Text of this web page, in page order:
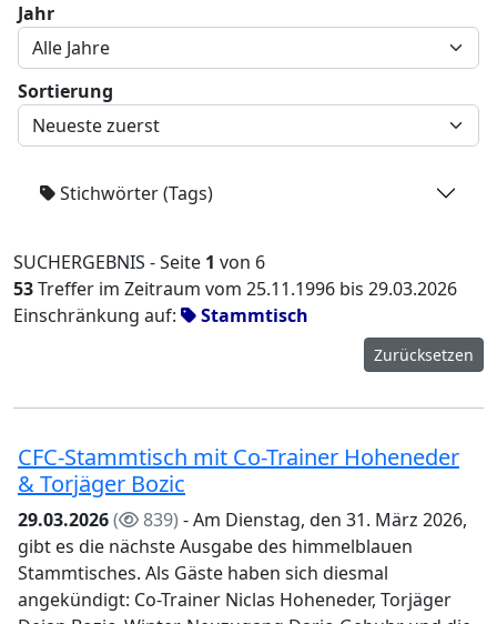
Jahr
Sortierung
Stichwörter (Tags)
SUCHERGEBNIS - Seite 1 von 6
53Treffer im Zeitraum vom 25.11.1996 bis 29.03.2026
Einschränkung auf:
Stammtisch
Zurücksetzen
CFC-Stammtisch mit Co-Trainer Hoheneder
& Torjäger Bozic
29.03.2026( 839) - Am Dienstag, den 31. März 2026,
gibt es die nächste Ausgabe des himmelblauen
Stammtisches. Als Gäste haben sich diesmal
angekündigt: Co-Trainer Niclas Hoheneder, Torjäger